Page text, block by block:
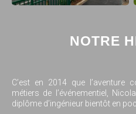
NOTRE
C’est en 2014 que l’aventure
métiers de l’événementiel,
diplôme d’ingénieur bientôt en